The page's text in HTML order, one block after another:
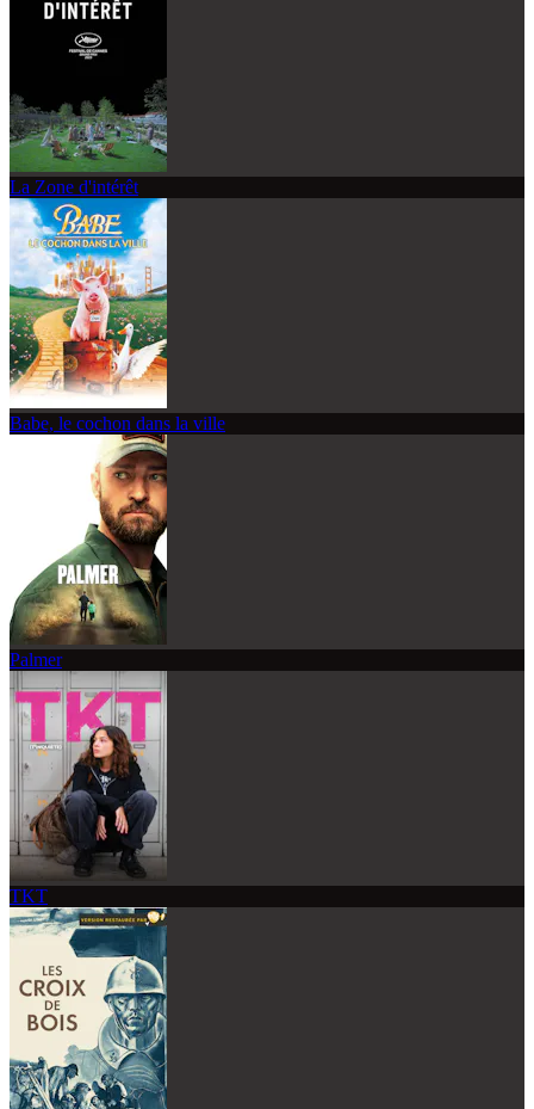
La Zone d'intérêt
Babe, le cochon dans la ville
Palmer
TKT